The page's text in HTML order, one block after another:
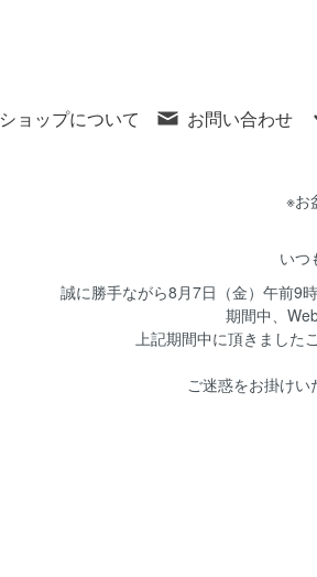
ショップについて お問い合わせ
※お
いつ
誠に勝手ながら8月7日（金）午前9
期間中、
上記期間中に頂きました
ご迷惑をお掛けい